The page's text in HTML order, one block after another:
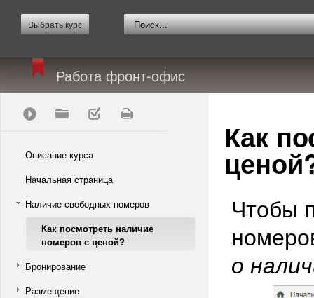
Выбрать курс
Работа фронт-офис
Описание курса
Начальная страница
Наличие свободных номеров
Как посмотреть наличие
номеров с ценой?
Бронирование
Размещение
Как
Чтобы
о